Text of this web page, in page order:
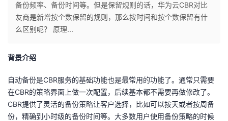
主
的
者
我
备份频率、备份时间等。但是保留规则的话，华为云CBR对比
友商是新增按个数保留的规则，那么按时间和按个数保留有什
么区别呢？ 原理...
背景介绍
自动备份是CBR服务的基础功能也是最常用的功能了。通常只需要
在CBR的策略界面上做一次配置，后续基本都不需要再做修改了。
CBR提供了灵活的备份策略让客户选择，比如可以按天或者按周备
份，精确到小时级的备份时间等。大多数用户使用备份策略的时候